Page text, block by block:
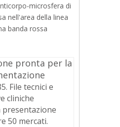
microsfera di
nell'area della linea
banda rossa
pronta per la
File tecnici e
cliniche
50 mercati.